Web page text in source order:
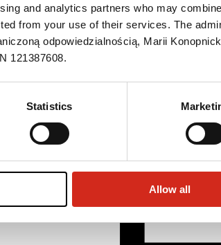
and analytics partners who may
from your use of their services. The
odpowiedzialnością, Marii
121387608.
Statistics
Allow all